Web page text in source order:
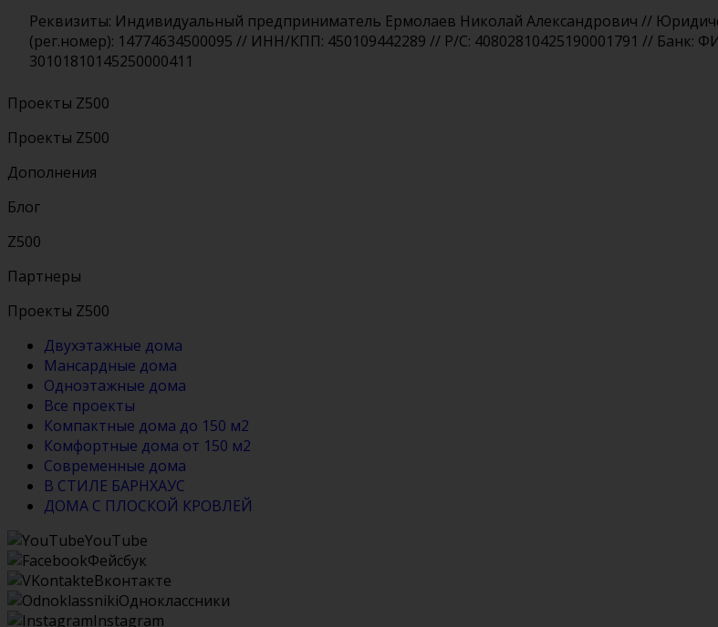
Реквизиты: Индивидуальный предприниматель Ермолаев Николай Александрович //
(рег.номер): 14774634500095 // ИНН/КПП: 450109442289 // Р/С: 40802810425190001791 //
30101810145250000411
Проекты Z500
Проекты Z500
Дополнения
Блог
Z500
Партнеры
Проекты Z500
Двухэтажные дома
Мансардные дома
Одноэтажные дома
Все проекты
Компактные дома до 150 м2
Комфортные дома от 150 м2
Современные дома
В СТИЛЕ БАРНХАУС
ДОМА С ПЛОСКОЙ КРОВЛЕЙ
YouTube
Фейсбук
Вконтакте
Одноклассники
Instagram